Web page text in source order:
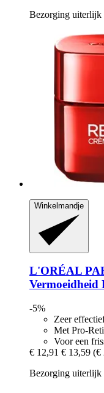
Bezorging uiterlijk
Winkelmandje
L'ORÉAL
Vermoeidheid
-5%
Zeer
Met Pro-
Voor een
€ 12,91 € 13,59 (€
Bezorging uiterlijk